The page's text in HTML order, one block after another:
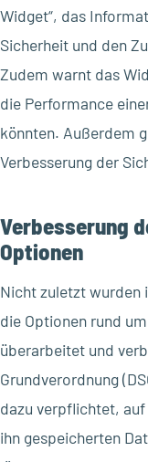
Widget“, das
Sicherheit und den
Zudem warnt das
die Performance
könnten. Außerdem
Verbesserung der
Verbesserung
Optionen
Nicht zuletzt wurden
die Optionen rund
überarbeitet und
Grundverordnung
dazu verpflichtet, auf
ihn gespeicherten